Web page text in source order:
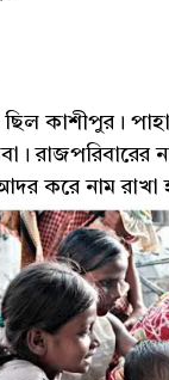
কাশীপুর।
করে নাম রাখা হল